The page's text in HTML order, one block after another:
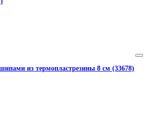
из термопластрезины 8 см (33678)